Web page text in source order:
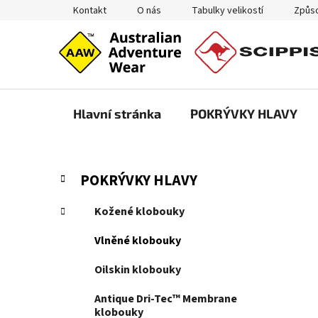
Kontakt O nás Tabulky velikostí
Hlavní stránka POKRÝVKY HLAVY
P
s
Přeskočit
kategorie
K
a
e
POKRÝVKY HLAVY
Kožené klobouky
Vlněné klobouky
Oilskin klobouky
Antique Dri-Tec™ Membrane
klobouky